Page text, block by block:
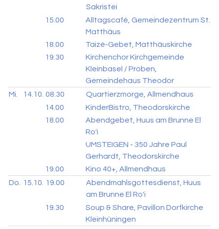
Sakristei
15.00
Alltagscafé, Gemeindezentrum St.
Matthäus
18.00
Taizé-Gebet, Matthäuskirche
19.30
Kirchenchor Kirchgemeinde
Kleinbasel / Proben,
Gemeindehaus Theodor
Mi.
14.10. 08.30
Quartierzmorge, Allmendhaus
14.00
KinderBistro, Theodorskirche
18.00
Abendgebet, Huus am Brunne El
Ro'i
UMSTEIGEN - 350 Jahre Paul
Gerhardt, Theodorskirche
19.00
Kino 40+, Allmendhaus
Do.
15.10. 19.00
Abendmahlsgottesdienst, Huus
am Brunne El Ro'i
19.30
Soup & Share, Pavillon Dorfkirche
Kleinhüningen